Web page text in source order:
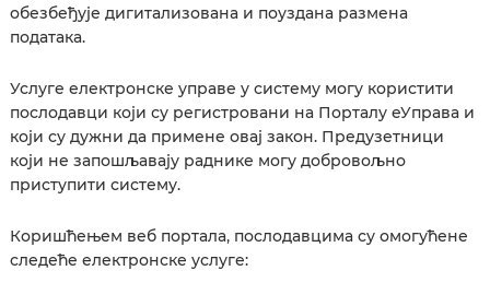
обезбеђује дигитализована и поуздана размена
података.
Услуге електронске управе у систему могу користити
послодавци који су регистровани на Порталу еУправа и
који су дужни да примене овај закон. Предузетници
који не запошљавају раднике могу добровољно
приступити систему.
Коришћењем веб портала, послодавцима су омогућене
следеће електронске услуге: